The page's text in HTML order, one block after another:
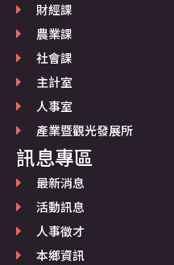
財經課
農業課
社會課
主計室
人事室
產業暨觀光發展所
訊息專區
最新消息
活動訊息
人事徵才
本鄉資訊